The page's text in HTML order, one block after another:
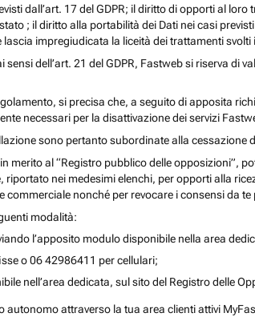
dall’art. 17 del GDPR; il diritto di opporti al
; il diritto alla portabilità dei Dati nei casi
impregiudicata la liceità dei trattamenti svolti
dell’art. 21 del GDPR, Fastweb si riserva
si precisa che, a seguito di apposita
necessari per la disattivazione dei servizi
sono pertanto subordinate alla cessazione
merito al “Registro pubblico delle opposizioni”,
nei medesimi elenchi, per opporti alla
nonché per revocare i consensi da
modalità:
l’apposito modulo disponibile nella area
o 06 42986411 per cellulari;
nell’area dedicata, sul sito del Registro delle
attraverso la tua area clienti attivi